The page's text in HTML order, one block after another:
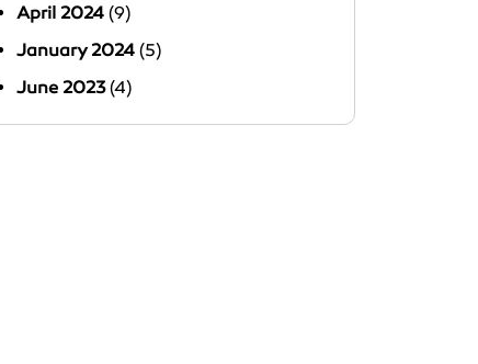
April 2024 (9)
January 2024 (5)
June 2023(4)